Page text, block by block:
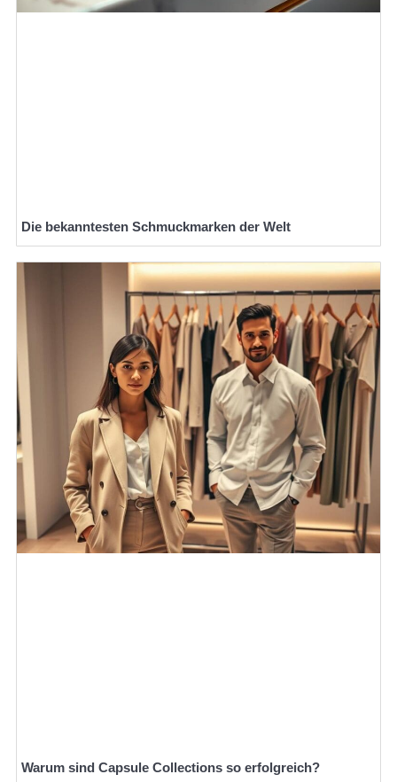
Die bekanntesten Schmuckmarken der Welt
Warum sind Capsule Collections so erfolgreich?